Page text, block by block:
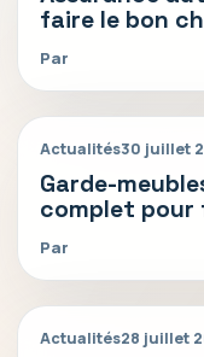
faire le bon
Par
Actualités30 juillet
Garde-
complet pour
Par
Actualités28 juillet